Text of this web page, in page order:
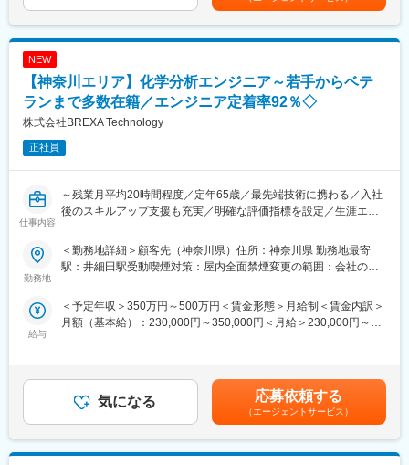
習得、ご自身の努力が報われる環境となっています。
■手厚い福利厚生：
配属先への勤務に伴う引越費用に関して会社が全額負担します。
家賃補助の金額に関して、6万円（家賃＋共益費）の物件を上限と
割引制度が整っております。
底質、作業環境、一般大気環境、水生生物、食品等
■未経験の方のご活躍事例：
には未経験からエンジニアとして活躍してる事例も多数ありま
す。以下は一例です。
・営業経験からエンジニアへ挑戦：
自動車内装部品の試験評価プロジェクトに配属。今後の需要から
電気系エンジニアを目指して電験三種を勉強中。
・アパレル店舗運営からエンジニアに：
エンジニアとして活躍中。
入社後のスキルアップ研修や支援も豊富に展開しています。
2年～3年程度アサイン案件に携わります。半年に1度営業とプロ
ジェクトリーダーと面談し、自身の状態や希望の案件のヒアリン
キルを身に付けることができます。
■手厚い福利厚生：
配属先への勤務に伴う引越費用に関しては、会社が全額負担しま
す。家賃補助の金額に関して、6万円（家賃＋共益費）の物件を上
NEW
【神奈川エリア】化学分析エンジニア～若手からベテ
ランまで多数在籍／エンジニア定着率92％◇
株式会社BREXA Technology
正社員
仕事内容
～残業月平均20時間程度／定年65歳／最先端技術に携わる／入社
後のスキルアップ支援も充実／明確な評価指標を設定／生涯エン
■業務概要：
・新規事業立ち上げに伴っての増員募集となりますため、ご自身
の努力によっては幅広くご経験をしていただくことが可能なポジ
┗走査電子顕微鏡、X線解析装置、粒度分布測定装置を利用しての
分析業務
■未経験の方のご活躍事例：
若手からベテランまで多くのエンジニアが所属していますが、中
勤務地
＜勤務地詳細＞顧客先（神奈川県）住所：神奈川県 勤務地最寄
駅：井細田駅受動喫煙対策：屋内全面禁煙変更の範囲：会社の定
給与
＜予定年収＞350万円～500万円＜賃金形態＞月給制＜賃金内訳＞
月額（基本給）：230,000円～350,000円＜月給＞230,000円～
の金額であり、選考を通じて上下する可能性があります。月給(月
額)は固定手当を含めた表記です。
気になる 応募依頼する
（エージェントサービス）